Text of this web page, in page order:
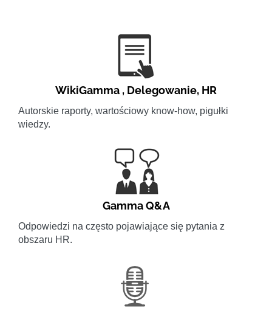
WikiGamma , Delegowanie, HR
Autorskie raporty, wartościowy know-how, pigułki
wiedzy.
Gamma Q&A
Odpowiedzi na często pojawiające się pytania z
obszaru HR.